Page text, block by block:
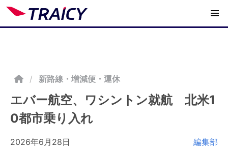
/ 新路線・増減便・運休
エバー航空、ワシントン就航 北米1
0都市乗り入れ
2026年6月28日 編集部